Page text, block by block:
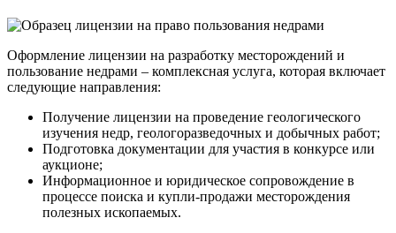
Оформление лицензии на разработку месторождений и
пользование недрами – комплексная услуга, которая включает
следующие направления:
Получение лицензии на проведение геологического
изучения недр, геологоразведочных и добычных работ;
Подготовка документации для участия в конкурсе или
аукционе;
Информационное и юридическое сопровождение в
процессе поиска и купли-продажи месторождения
полезных ископаемых.